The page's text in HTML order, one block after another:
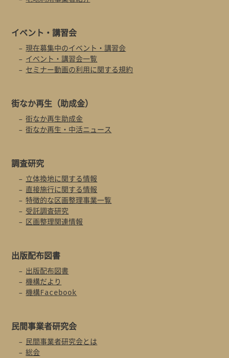
イベント・講習会
現在募集中のイベント・講習会
イベント・講習会一覧
セミナー動画の利用に関する規約
街なか再生 （助成金）
街なか再生助成金
街なか再生・中活ニュース
調査研究
立体換地に関する情報
直接施行に関する情報
特徴的な区画整理事業一覧
受託調査研究
区画整理関連情報
出版配布図書
出版配布図書
機構だより
機構Facebook
民間事業者研究会
民間事業者研究会とは
総会